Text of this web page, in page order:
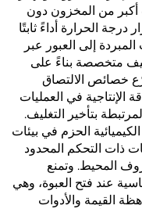
أكبر من المخزون دون
الحرارة أداءً ثابتًا
إلى العبور عبر
متخصصة بناءً على
خصائص الالتصاق
الإنتاجية في العمليات
بتأخير التغليف.
الحزم في بيئات
ذات التحكم المحدود
المحيط. وتمنع
عند فتح العبوة، وهي
القيمة والأدوات